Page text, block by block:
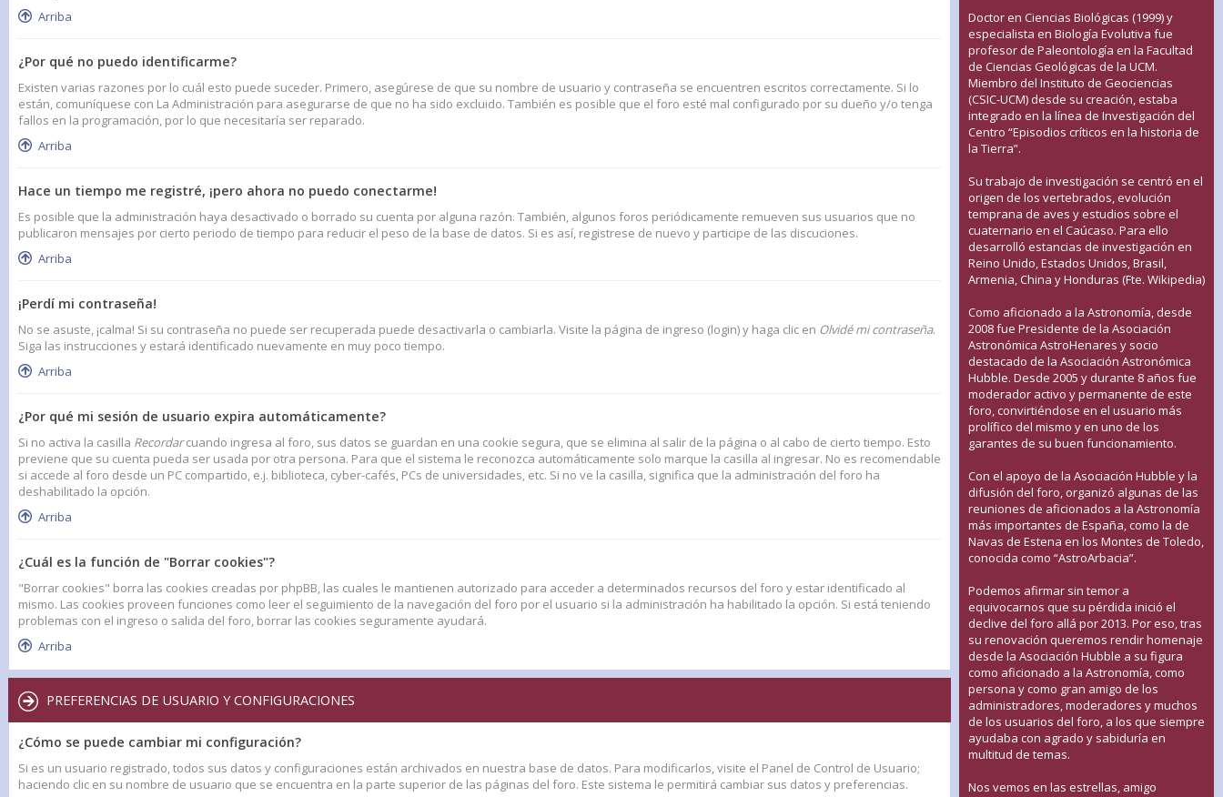
Arriba
¿Por qué no puedo identificarme?
Existen varias razones por lo cuál esto puede suceder. Primero, asegúrese de que su nombre de usuario y contraseña se encuentren escritos correctamente. Si lo
están, comuníquese con La Administración para asegurarse de que no ha sido excluido. También es posible que el foro esté mal configurado por su dueño y/o tenga
fallos en la programación, por lo que necesitaría ser reparado.
Arriba
Hace un tiempo me registré, ¡pero ahora no puedo conectarme!
Es posible que la administración haya desactivado o borrado su cuenta por alguna razón. También, algunos foros periódicamente remueven sus usuarios que no
publicaron mensajes por cierto periodo de tiempo para reducir el peso de la base de datos. Si es así, registrese de nuevo y participe de las discuciones.
Arriba
¡Perdí mi contraseña!
No se asuste, ¡calma! Si su contraseña no puede ser recuperada puede desactivarla o cambiarla. Visite la página de ingreso (login) y haga clic en Olvidé mi contraseña.
Siga las instrucciones y estará identificado nuevamente en muy poco tiempo.
Arriba
¿Por qué mi sesión de usuario expira automáticamente?
Si no activa la casilla Recordarcuando ingresa al foro, sus datos se guardan en una cookie segura, que se elimina al salir de la página o al cabo de cierto tiempo. Esto
previene que su cuenta pueda ser usada por otra persona. Para que el sistema le reconozca automáticamente solo marque la casilla al ingresar. No es recomendable
si accede al foro desde un PC compartido, e.j. biblioteca, cyber-cafés, PCs de universidades, etc. Si no ve la casilla, significa que la administración del foro ha
deshabilitado la opción.
Arriba
¿Cuál es la función de "Borrar cookies"?
"Borrar cookies" borra las cookies creadas por phpBB, las cuales le mantienen autorizado para acceder a determinados recursos del foro y estar identificado al
mismo. Las cookies proveen funciones como leer el seguimiento de la navegación del foro por el usuario si la administración ha habilitado la opción. Si está teniendo
problemas con el ingreso o salida del foro, borrar las cookies seguramente ayudará.
Arriba
PREFERENCIAS DE USUARIO Y CONFIGURACIONES
¿Cómo se puede cambiar mi configuración?
Si es un usuario registrado, todos sus datos y configuraciones están archivados en nuestra base de datos. Para modificarlos, visite el Panel de Control de Usuario;
haciendo clic en su nombre de usuario que se encuentra en la parte superior de las páginas del foro. Este sistema le permitirá cambiar sus datos y preferencias.
Doctor en Ciencias Biológicas (1999) y
especialista en Biología Evolutiva fue
profesor de Paleontología en la Facultad
de Ciencias Geológicas de la UCM.
Miembro del Instituto de Geociencias
(CSIC-UCM) desde su creación, estaba
integrado en la línea de Investigación del
Centro “Episodios críticos en la historia de
la Tierra”.
Su trabajo de investigación se centró en el
origen de los vertebrados, evolución
temprana de aves y estudios sobre el
cuaternario en el Caúcaso. Para ello
desarrolló estancias de investigación en
Reino Unido, Estados Unidos, Brasil,
Armenia, China y Honduras (Fte. Wikipedia)
Como aficionado a la Astronomía, desde
2008 fue Presidente de la Asociación
Astronómica AstroHenares y socio
destacado de la Asociación Astronómica
Hubble. Desde 2005 y durante 8 años fue
moderador activo y permanente de este
foro, convirtiéndose en el usuario más
prolífico del mismo y en uno de los
garantes de su buen funcionamiento.
Con el apoyo de la Asociación Hubble y la
difusión del foro, organizó algunas de las
reuniones de aficionados a la Astronomía
más importantes de España, como la de
Navas de Estena en los Montes de Toledo,
conocida como “AstroArbacia”.
Podemos afirmar sin temor a
equivocarnos que su pérdida inició el
declive del foro allá por 2013. Por eso, tras
su renovación queremos rendir homenaje
desde la Asociación Hubble a su figura
como aficionado a la Astronomía, como
persona y como gran amigo de los
administradores, moderadores y muchos
de los usuarios del foro, a los que siempre
ayudaba con agrado y sabiduría en
multitud de temas.
Nos vemos en las estrellas, amigo